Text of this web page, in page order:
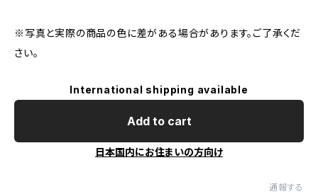
※写真と実際の商品の色に差がある場合があります。ご了承くだ
さい。
International shipping available
Add to cart
日本国内にお住まいの方向け
通報する